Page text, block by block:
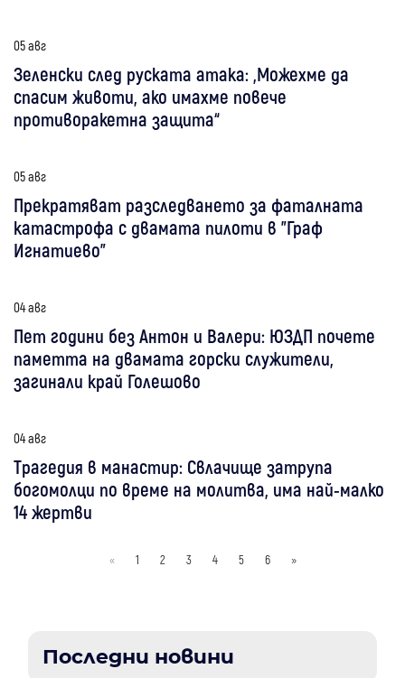
05 авг
Зеленски след руската атака: „Можехме да
спасим животи, ако имахме повече
противоракетна защита“
05 авг
Прекратяват разследването за фаталната
катастрофа с двамата пилоти в "Граф
Игнатиево"
04 авг
Пет години без Антон и Валери: ЮЗДП почете
паметта на двамата горски служители,
загинали край Голешово
04 авг
Трагедия в манастир: Свлачище затрупа
богомолци по време на молитва, има най-малко
14 жертви
« 1 2 3 4 5 6 »
Последни новини